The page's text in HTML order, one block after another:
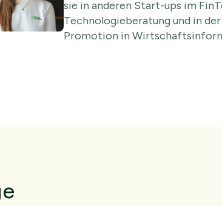
sie in anderen Start-ups im
Technologieberatung und in
Promotion in